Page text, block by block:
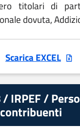
titolari di
dovuta,
Scarica EXCEL
/ IRPEF /